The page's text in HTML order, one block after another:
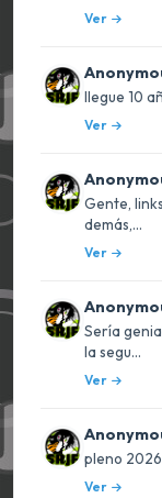
Ver
llegue 10
Ver
Gente,
demás,...
Ver
Sería
la segu...
Ver
pleno
Ver